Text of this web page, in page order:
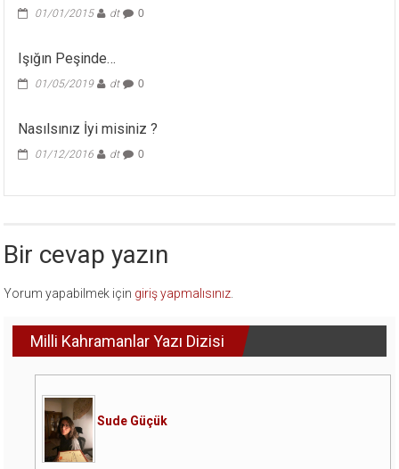
01/01/2015 dt 0
Işığın Peşinde…
01/05/2019 dt 0
Nasılsınız İyi misiniz ?
01/12/2016 dt 0
Bir cevap yazın
Yorum yapabilmek için giriş yapmalısınız
Milli Kahramanlar Yazı Dizisi
Sude Güçük